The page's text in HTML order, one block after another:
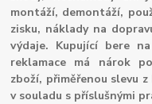
montáží, demontáží,
zisku, náklady na
výdaje. Kupující bere
reklamace má nárok
zboží, přiměřenou slevu
v souladu s příslušnými